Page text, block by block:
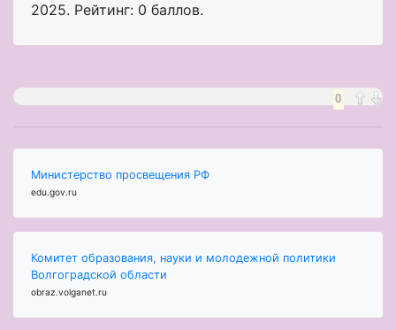
2025. Рейтинг: 0 баллов.
0
Министерство просвещения РФ
edu.gov.ru
Комитет образования, науки и молодежной политики
Волгоградской области
obraz.volganet.ru